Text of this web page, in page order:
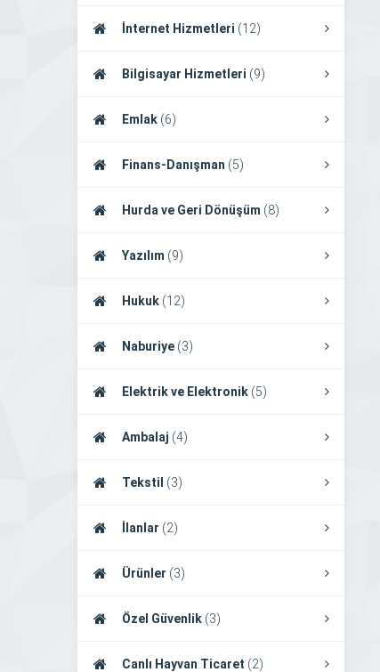
İnternet Hizmetleri (12)
Bilgisayar Hizmetleri (9)
Emlak (6)
Finans-Danışman (5)
Hurda ve Geri Dönüşüm (8)
Yazılım (9)
Hukuk (12)
Naburiye (3)
Elektrik ve Elektronik (5)
Ambalaj (4)
Tekstil (3)
İlanlar (2)
Ürünler (3)
Özel Güvenlik (3)
Canlı Hayvan Ticaret (2)